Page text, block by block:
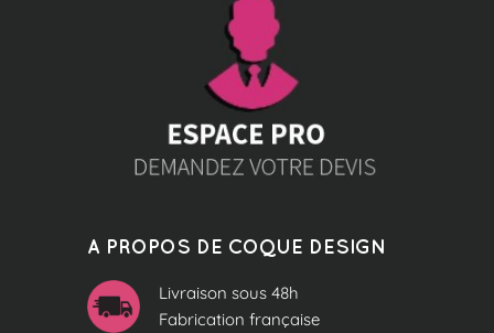
A PROPOS DE COQUE DESIGN
Livraison sous 48h
Fabrication française